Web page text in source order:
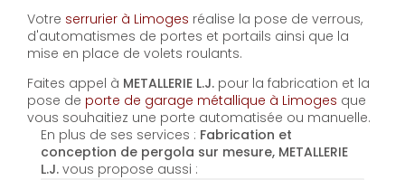
Votre serrurier à Limoges réalise la pose de verrous,
d'automatismes de portes et portails ainsi que la
mise en place de volets roulants.
Faites appel à METALLERIE L.J. pour la fabrication et la
pose de porte de garage métallique à Limoges que
vous souhaitiez une porte automatisée ou manuelle.
En plus de ses services : Fabrication et
conception de pergola sur mesure, METALLERIE
L.J. vous propose aussi :